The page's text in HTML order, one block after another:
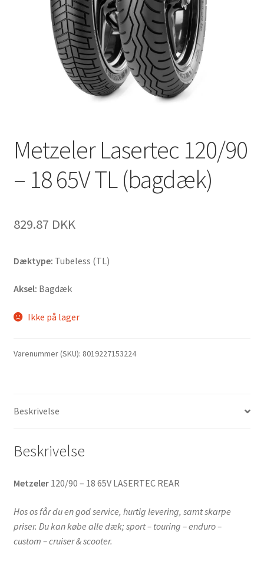
Metzeler Lasertec 120/90
– 18 65V TL (bagdæk)
829.87 DKK
Dæktype: Tubeless (TL)
Aksel: Bagdæk
Ikke på lager
Varenummer (SKU): 8019227153224
Beskrivelse
Beskrivelse
Metzeler 120/90 – 18 65V LASERTEC REAR
Hos os får du en god service, hurtig levering, samt skarpe
priser. Du kan købe alle dæk; sport – touring – enduro –
custom – cruiser & scooter.